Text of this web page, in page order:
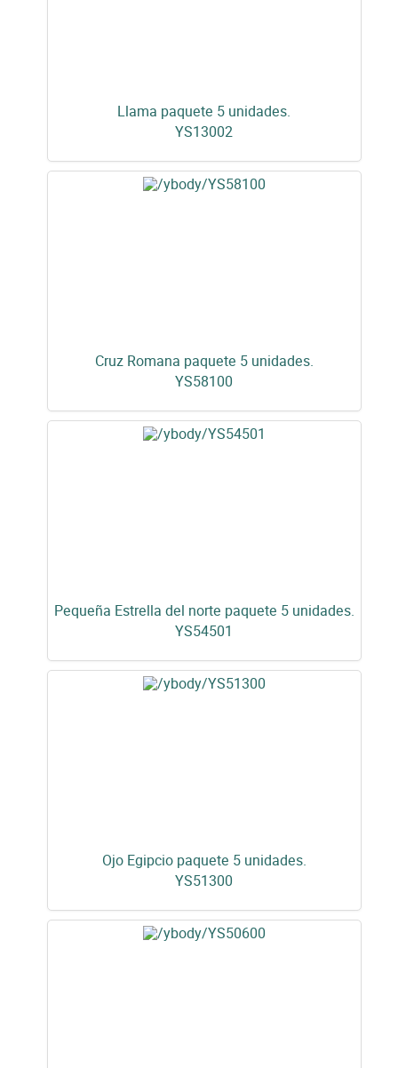
Llama paquete 5 unidades.
YS13002
Cruz Romana paquete 5 unidades.
YS58100
Pequeña Estrella del norte paquete 5 unidades.
YS54501
Ojo Egipcio paquete 5 unidades.
YS51300